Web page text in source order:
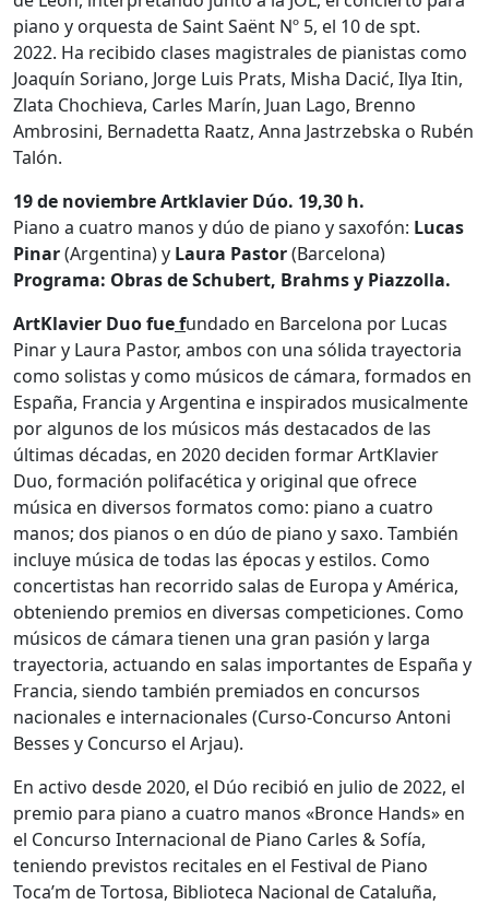
piano y orquesta de Saint Saënt Nº 5, el 10 de spt.
2022. Ha recibido clases magistrales de pianistas como
Joaquín Soriano, Jorge Luis Prats, Misha Dacić, Ilya Itin,
Zlata Chochieva, Carles Marín, Juan Lago, Brenno
Ambrosini, Bernadetta Raatz, Anna Jastrzebska o Rubén
Talón.
19 de noviembreArtklavier Dúo. 19,30 h.
Piano a cuatro manos y dúo de piano y saxofón: Lucas
Pinar(Argentina) y Laura Pastor(Barcelona)
Programa: Obras de Schubert, Brahms y Piazzolla.
ArtKlavier Duo fuefundado en Barcelona por Lucas
Pinar y Laura Pastor, ambos con una sólida trayectoria
como solistas y como músicos de cámara, formados en
España, Francia y Argentina e inspirados musicalmente
por algunos de los músicos más destacados de las
últimas décadas, en 2020 deciden formar ArtKlavier
Duo, formación polifacética y original que ofrece
música en diversos formatos como: piano a cuatro
manos; dos pianos o en dúo de piano y saxo. También
incluye música de todas las épocas y estilos. Como
concertistas han recorrido salas de Europa y América,
obteniendo premios en diversas competiciones. Como
músicos de cámara tienen una gran pasión y larga
trayectoria, actuando en salas importantes de España y
Francia, siendo también premiados en concursos
nacionales e internacionales (Curso-Concurso Antoni
Besses y Concurso el Arjau).
En activo desde 2020, el Dúo recibió en julio de 2022, el
premio para piano a cuatro manos «Bronce Hands» en
el Concurso Internacional de Piano Carles & Sofía,
teniendo previstos recitales en el Festival de Piano
Toca’m de Tortosa, Biblioteca Nacional de Cataluña,